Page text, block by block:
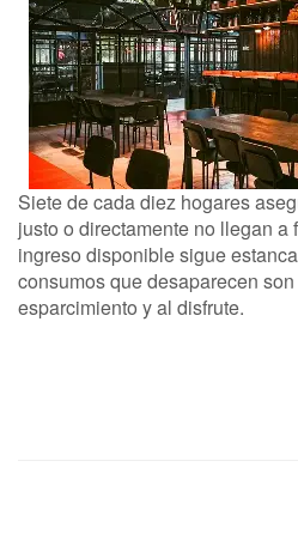
Siete de cada diez hogares
justo o directamente no llegan a
ingreso disponible sigue
consumos que desaparecen
esparcimiento y al disfrute.